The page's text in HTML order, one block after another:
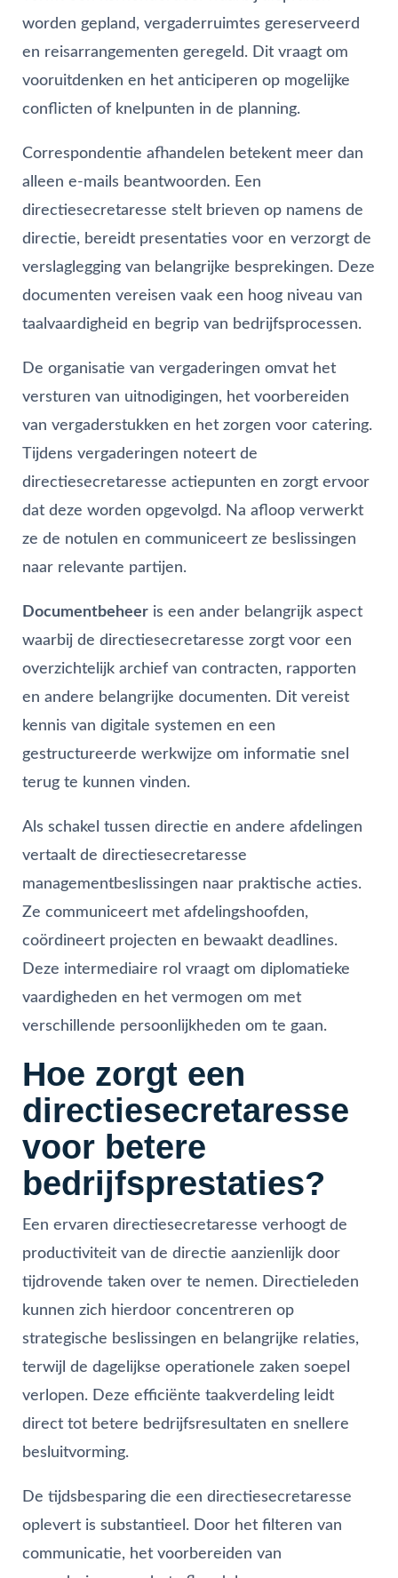
worden gepland, vergaderruimtes gereserveerd
en reisarrangementen geregeld. Dit vraagt om
vooruitdenken en het anticiperen op mogelijke
conflicten of knelpunten in de planning.
Correspondentie afhandelen betekent meer dan
alleen e-mails beantwoorden. Een
directiesecretaresse stelt brieven op namens de
directie, bereidt presentaties voor en verzorgt de
verslaglegging van belangrijke besprekingen. Deze
documenten vereisen vaak een hoog niveau van
taalvaardigheid en begrip van bedrijfsprocessen.
De organisatie van vergaderingen omvat het
versturen van uitnodigingen, het voorbereiden
van vergaderstukken en het zorgen voor catering.
Tijdens vergaderingen noteert de
directiesecretaresse actiepunten en zorgt ervoor
dat deze worden opgevolgd. Na afloop verwerkt
ze de notulen en communiceert ze beslissingen
naar relevante partijen.
Documentbeheer is een ander belangrijk aspect
waarbij de directiesecretaresse zorgt voor een
overzichtelijk archief van contracten, rapporten
en andere belangrijke documenten. Dit vereist
kennis van digitale systemen en een
gestructureerde werkwijze om informatie snel
terug te kunnen vinden.
Als schakel tussen directie en andere afdelingen
vertaalt de directiesecretaresse
managementbeslissingen naar praktische acties.
Ze communiceert met afdelingshoofden,
coördineert projecten en bewaakt deadlines.
Deze intermediaire rol vraagt om diplomatieke
vaardigheden en het vermogen om met
verschillende persoonlijkheden om te gaan.
Hoe zorgt een
directiesecretaresse
voor betere
bedrijfsprestaties?
Een ervaren directiesecretaresse verhoogt de
productiviteit van de directie aanzienlijk door
tijdrovende taken over te nemen. Directieleden
kunnen zich hierdoor concentreren op
strategische beslissingen en belangrijke relaties,
terwijl de dagelijkse operationele zaken soepel
verlopen. Deze efficiënte taakverdeling leidt
direct tot betere bedrijfsresultaten en snellere
besluitvorming.
De tijdsbesparing die een directiesecretaresse
oplevert is substantieel. Door het filteren van
communicatie, het voorbereiden van